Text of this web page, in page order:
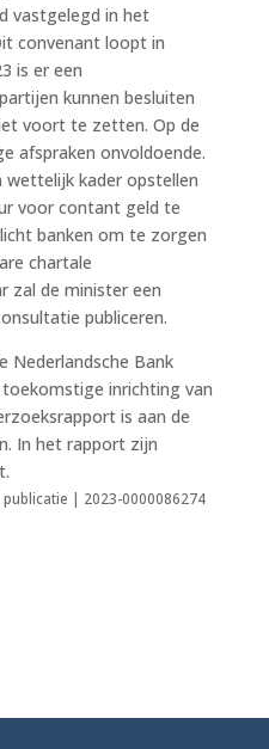
vastgelegd in het
convenant loopt in
is er een
kunnen besluiten
voort te zetten. Op de
afspraken onvoldoende.
wettelijk kader opstellen
voor contant geld te
banken om te zorgen
chartale
zal de minister een
publiceren.
Nederlandsche Bank
inrichting van
is aan de
In het rapport zijn
| 2023-0000086274